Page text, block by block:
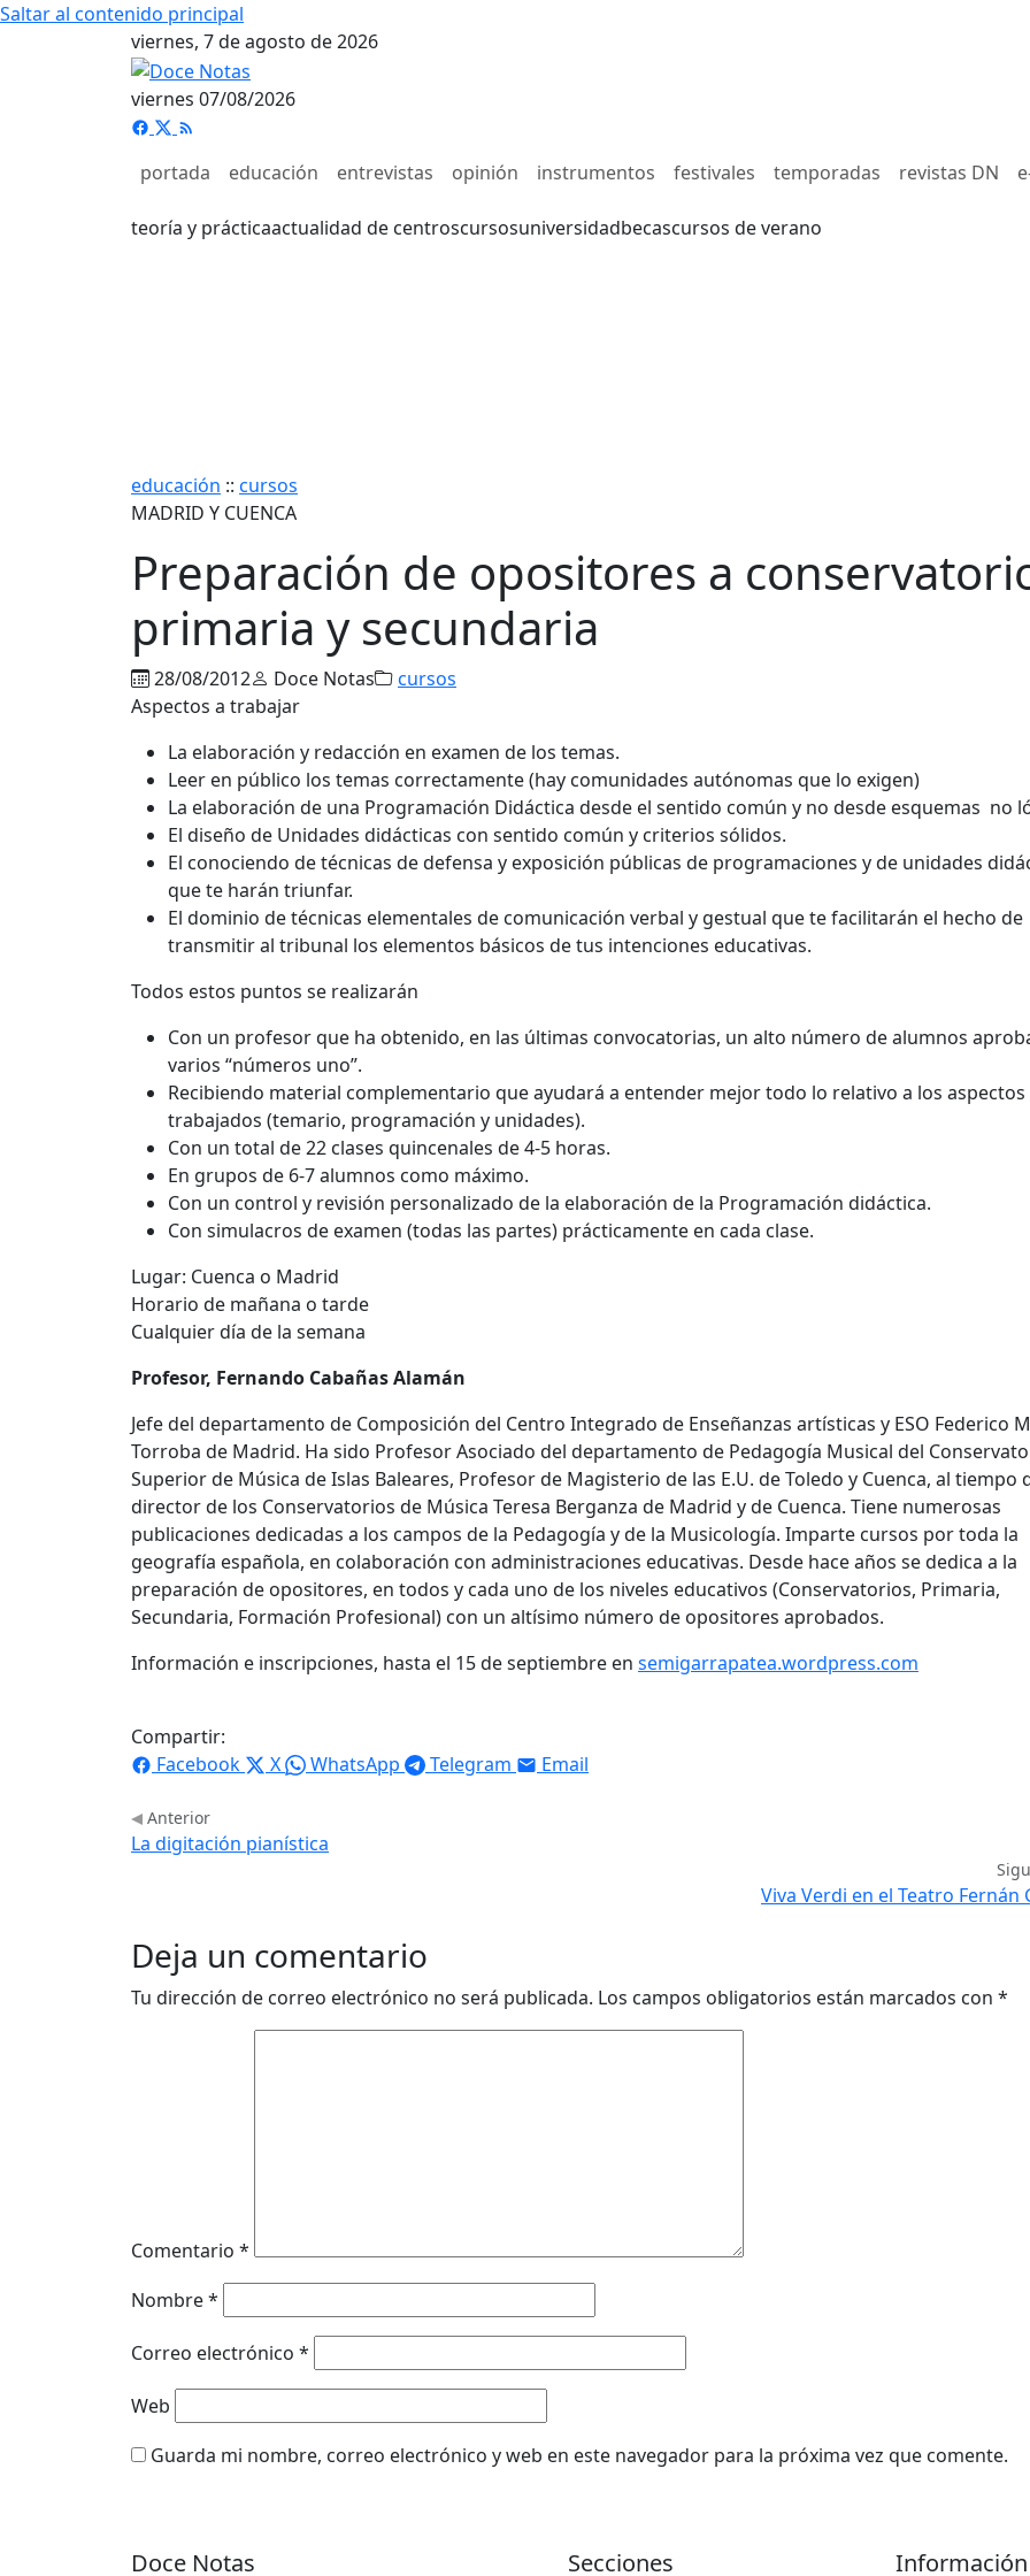
Saltar al contenido principal
viernes, 7 de agosto de 2026
viernes 07/08/2026
portada educación entrevistas opinión instrumentos festivales temporadas revistas DN
teoría y prácticaactualidad de centroscursosuniversidadbecascursos de verano
educación :: cursos
MADRID Y CUENCA
Preparación de opositores a
primaria y secundaria
28/08/2012 Doce Notas
cursos
Aspectos a trabajar
La elaboración y redacción en examen de los temas.
Leer en público los temas correctamente (hay comunidades autónomas que lo exigen)
La elaboración de una Programación Didáctica desde el sentido común y no desde esquemas no
El diseño de Unidades didácticas con sentido común y criterios sólidos.
El conociendo de técnicas de defensa y exposición públicas de programaciones y de unidades
que te harán triunfar.
El dominio de técnicas elementales de comunicación verbal y gestual que te facilitarán el hecho de
transmitir al tribunal los elementos básicos de tus intenciones educativas.
Todos estos puntos se realizarán
Con un profesor que ha obtenido, en las últimas convocatorias, un alto número de alumnos
varios “números uno”.
Recibiendo material complementario que ayudará a entender mejor todo lo relativo a los aspectos
trabajados (temario, programación y unidades).
Con un total de 22 clases quincenales de 4-5 horas.
En grupos de 6-7 alumnos como máximo.
Con un control y revisión personalizado de la elaboración de la Programación didáctica.
Con simulacros de examen (todas las partes) prácticamente en cada clase.
Lugar: Cuenca o Madrid
Horario de mañana o tarde
Cualquier día de la semana
Profesor, Fernando Cabañas Alamán
Jefe del departamento de Composición del Centro Integrado de Enseñanzas artísticas y ESO Federico
Torroba de Madrid. Ha sido Profesor Asociado del departamento de Pedagogía Musical del
Superior de Música de Islas Baleares, Profesor de Magisterio de las E.U. de Toledo y Cuenca, al tiempo
director de los Conservatorios de Música Teresa Berganza de Madrid y de Cuenca. Tiene numerosas
publicaciones dedicadas a los campos de la Pedagogía y de la Musicología. Imparte cursos por toda la
geografía española, en colaboración con administraciones educativas. Desde hace años se dedica a la
preparación de opositores, en todos y cada uno de los niveles educativos (Conservatorios, Primaria,
Secundaria, Formación Profesional) con un altísimo número de opositores aprobados.
Información e inscripciones, hasta el 15 de septiembre en semigarrapatea.wordpress.com
Compartir:
Facebook
X WhatsApp Telegram Email
Anterior
La digitación pianística
Viva Verdi en el Teatro Fernán
Deja un comentario
Tu dirección de correo electrónico no será publicada. Los campos obligatorios están marcados con *
Comentario *
Nombre*
Correo electrónico *
Web
Guarda mi nombre, correo electrónico y web en este navegador para la próxima vez que comente.
Doce Notas Secciones Información